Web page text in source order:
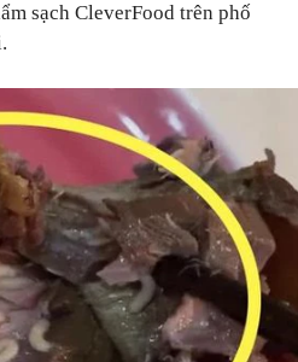
sạch CleverFood trên phố